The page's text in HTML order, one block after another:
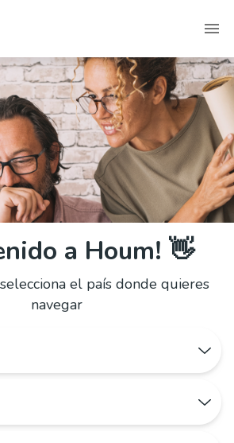
a Houm! 👋
el país donde quieres
navegar
un hogar